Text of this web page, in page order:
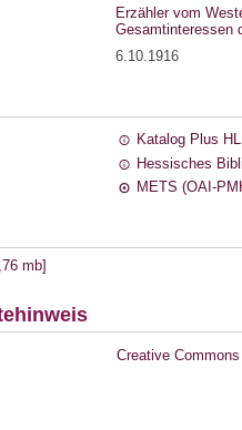
Erzähler vom
Gesamtinteressen
6.10.1916
Katalog Plus
Hessisches
METS (OAI-
mb]
Creative